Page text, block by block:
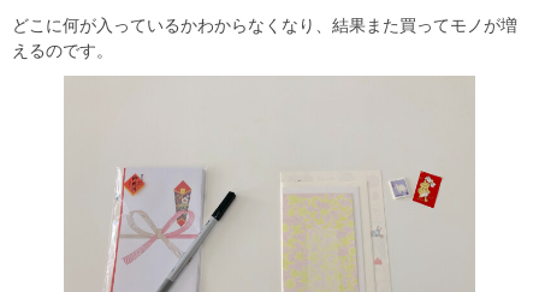
どこに何が入っているかわからなくなり、結果また買ってモノが増
えるのです。